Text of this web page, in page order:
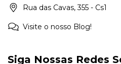
Rua das Cavas, 355 - Cs1
Visite o nosso Blog!
Siga Nossas Redes